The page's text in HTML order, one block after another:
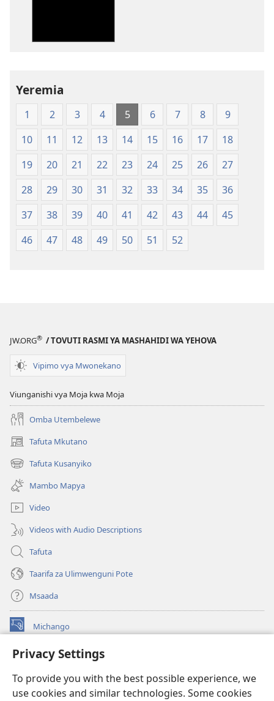
Privacy Settings
To provide you with the best possible experience, we
use cookies and similar technologies. Some cookies
Tafsiri
ya
Ulimwengu
Mpya
(Chapa
ya
Jalada
Jepesi)
Yeremia
1 2 3 4 5 6 7 8
9
10
11 12 13 14 15 16 17
18
19
20 21 22 23 24 25 26
27
28
29 30 31 32 33 34 35
36
37
38 39 40 41 42 43 44
45
46
47 48 49 50 51 52
JW.ORG® / TOVUTI RASMI YA MASHAHIDI WA YEHOVA
Vipimo vya Mwonekano
Viunganishi vya Moja kwa Moja
Omba Utembelewe
Tafuta Mkutano
(opens
new
window)
Tafuta Kusanyiko
(opens
new
window)
Mambo Mapya
Video
Videos with Audio Descriptions
Tafuta
Taarifa za Ulimwenguni Pote
Msaada
Michango
(opens
window)Watchtower MAKTABA KWENYE MTANDAO™
new
window)JW Hub ®
(opens